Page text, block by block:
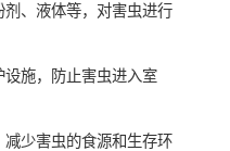
、液体等，对害虫进行
施，防止害虫进入室
少害虫的食源和生存环